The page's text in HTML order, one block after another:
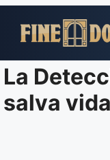
para
conteúdo
La
salva